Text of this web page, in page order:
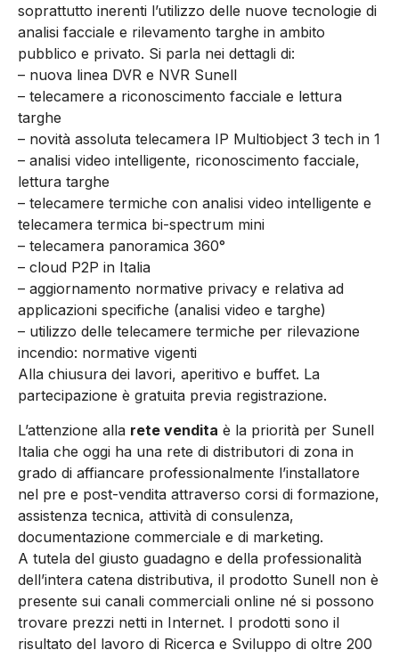
soprattutto inerenti l’utilizzo delle nuove tecnologie di
analisi facciale e rilevamento targhe in ambito
pubblico e privato. Si parla nei dettagli di:
– nuova linea DVR e NVR Sunell
– telecamere a riconoscimento facciale e lettura
targhe
– novità assoluta telecamera IP Multiobject 3 tech in 1
– analisi video intelligente, riconoscimento facciale,
lettura targhe
– telecamere termiche con analisi video intelligente e
telecamera termica bi-spectrum mini
– telecamera panoramica 360°
– cloud P2P in Italia
– aggiornamento normative privacy e relativa ad
applicazioni specifiche (analisi video e targhe)
– utilizzo delle telecamere termiche per rilevazione
incendio: normative vigenti
Alla chiusura dei lavori, aperitivo e buffet. La
partecipazione è gratuita previa registrazione.
L’attenzione alla rete vendita è la priorità per Sunell
Italia che oggi ha una rete di distributori di zona in
grado di affiancare professionalmente l’installatore
nel pre e post-vendita attraverso corsi di formazione,
assistenza tecnica, attività di consulenza,
documentazione commerciale e di marketing.
A tutela del giusto guadagno e della professionalità
dell’intera catena distributiva, il prodotto Sunell non è
presente sui canali commerciali online né si possono
trovare prezzi netti in Internet. I prodotti sono il
risultato del lavoro di Ricerca e Sviluppo di oltre 200